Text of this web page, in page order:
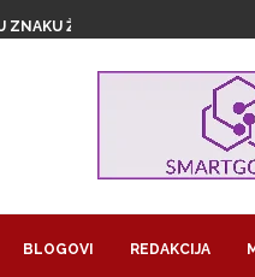
ZNAKU ŽENSKOG...
BLOGOVI REDAKCIJA